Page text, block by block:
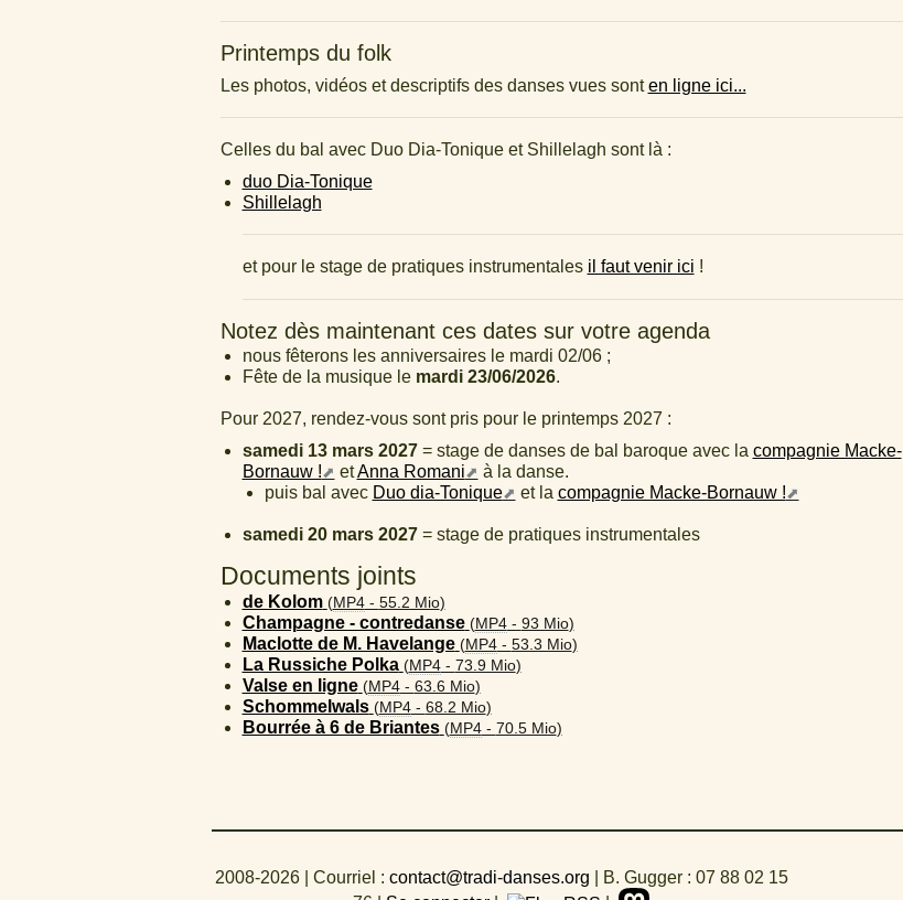
Printemps du folk
Les photos, vidéos et descriptifs des danses vues sonten ligne ici...
Celles du bal avec Duo Dia-Tonique et Shillelagh sont là :
duo Dia-Tonique
Shillelagh
et pour le stage de pratiques instrumentales il faut venir ici !
Notez dès maintenant ces dates sur votre agenda
nous fêterons les anniversaires le mardi 02/06 ;
Fête de la musique le mardi 23/06/2026.
Pour 2027, rendez-vous sont pris pour le printemps 2027 :
samedi 13 mars 2027 = stage de danses de bal baroque avec la compagnie Macke-
Bornauw !
etAnna Romani
à la danse.
puis bal avec Duo dia-Tonique et la compagnie Macke-Bornauw !
samedi 20 mars 2027 = stage de pratiques instrumentales
Documents joints
de Kolom (MP4- 55.2 Mio)
Champagne - contredanse (MP4- 93 Mio)
Maclotte de M. Havelange (MP4- 53.3 Mio)
La Russiche Polka (MP4- 73.9 Mio)
Valse en ligne (MP4- 63.6 Mio)
Schommelwals (MP4- 68.2 Mio)
Bourrée à 6 de Briantes (MP4- 70.5 Mio)
2008-2026 | Courriel : contact@tradi-danses.org
B. Gugger : 07 88 02 15